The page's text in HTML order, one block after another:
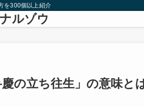
を300個以上紹介
ルゾウ
慶の立ち往生」の意味